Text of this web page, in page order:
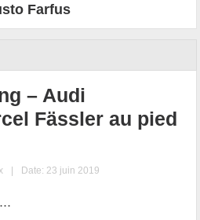
Farfus
– Audi
Fässler au pied
| Date: 23 juin 2019
...